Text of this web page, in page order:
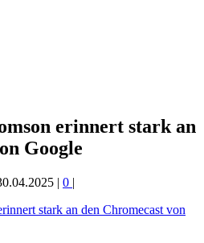
erinnert stark an
Google
| 0 |